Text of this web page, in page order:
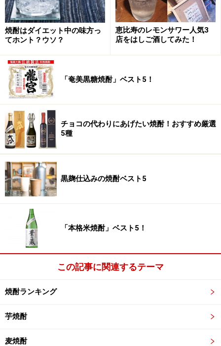
焼酎はダイエット中の味方っ
てホント？ウソ？
恵比寿のレモンサワー人気3
店をはしご酒してみた！
「奄美黒糖焼酎」ベスト5！
チョコの代わりにあげたい焼酎！おすすめ厳選
5種
黒麹仕込みの焼酎ベスト5
「本格米焼酎」ベスト5！
この記事に関連するテーマ
焼酎ランキング
芋焼酎
麦焼酎